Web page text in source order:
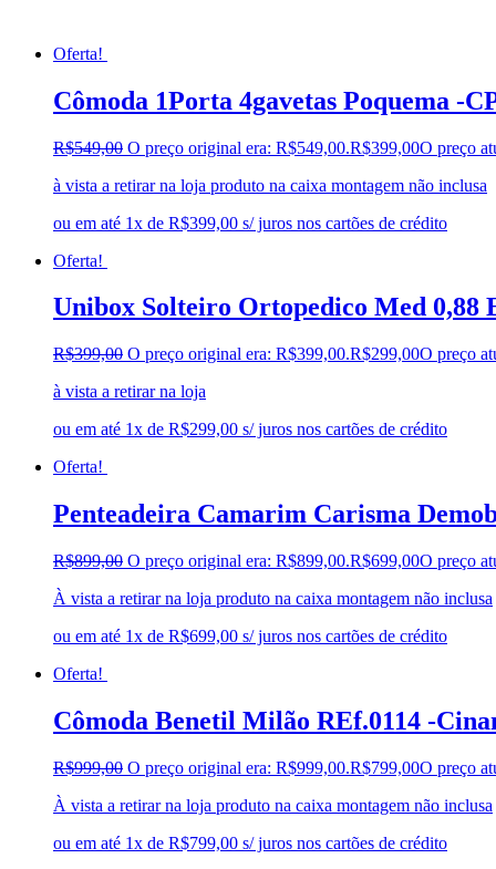
Oferta!
Cômoda 1Porta 4gavetas Poquema -
R$549,00 O preço original era: R$549,00.R$399,00O preço
à vista a retirar na loja produto na caixa montagem não inclusa
ou em até 1x de R$399,00 s/ juros nos cartões de crédito
Oferta!
Unibox Solteiro Ortopedico Med 0,88
R$399,00 O preço original era: R$399,00.R$299,00O preço
à vista a retirar na loja
ou em até 1x de R$299,00 s/ juros nos cartões de crédito
Oferta!
Penteadeira Camarim Carisma
R$899,00 O preço original era: R$899,00.R$699,00O preço
À vista a retirar na loja produto na caixa montagem não inclusa
ou em até 1x de R$699,00 s/ juros nos cartões de crédito
Oferta!
Cômoda Benetil Milão REf.0114 -
R$999,00 O preço original era: R$999,00.R$799,00O preço
À vista a retirar na loja produto na caixa montagem não inclusa
ou em até 1x de R$799,00 s/ juros nos cartões de crédito